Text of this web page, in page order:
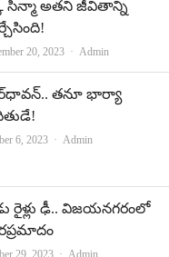
సిన్మా అతని జీవితాన్ని
20, 2023 Author
Admin
తనూ భార్యా
6, 2023 Author
Admin
రైళ్లు ఢీ.. విజయనగరంలో
29, 2023 Author
Admin